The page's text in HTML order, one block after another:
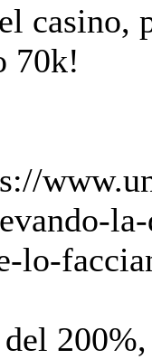
casino,
70k!
lo-